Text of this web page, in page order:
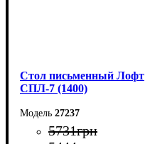
Стол письменный Лофт
СПЛ-7 (1400)
27237
5731грн